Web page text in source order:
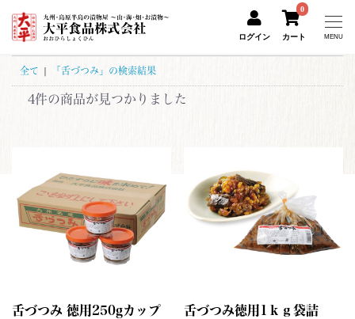
ログイン
0
カート MENU
全て | 「舌づつみ」の検索結果
4件の商品が見つかりました
舌づつみ 徳用250gカップ
舌づつみ徳用1ｋｇ袋詰